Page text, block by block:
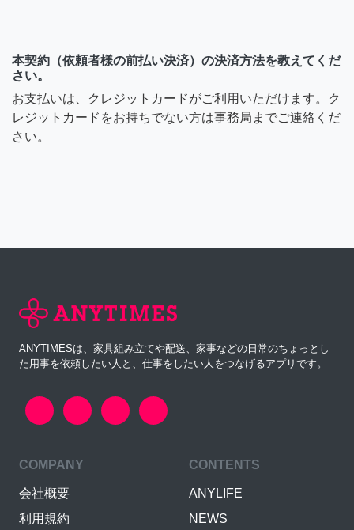
本契約（依頼者様の前払い決済）の決済方法を教えてくだ
さい。
お支払いは、クレジットカードがご利用いただけます。ク
レジットカードをお持ちでない方は事務局までご連絡くだ
さい。
ANYTIMESは、家具組み立てや配送、家事などの日常のちょっとし
た用事を依頼したい人と、仕事をしたい人をつなげるアプリです。
COMPANY
会社概要
利用規約
CONTENTS
ANYLIFE
NEWS